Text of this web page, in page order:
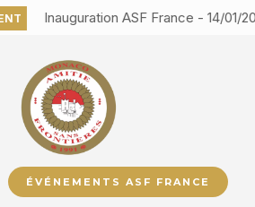
Inauguration ASF France - 14/01/2026
ÉVÉNEMENTS ASF FRANCE